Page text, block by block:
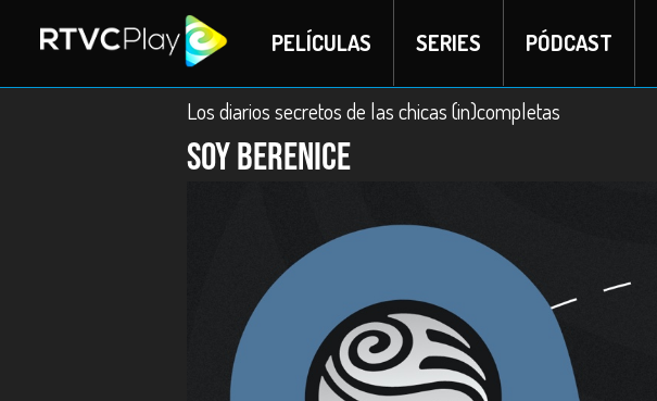
PELÍCULAS SERIES PÓDCAST
Los diarios secretos de las chicas (in)completas
Soy Berenice